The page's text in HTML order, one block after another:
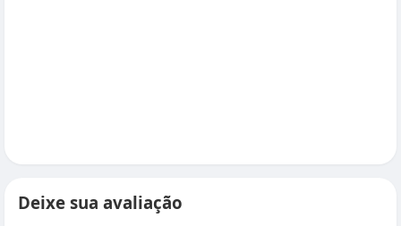
Deixe sua avaliação